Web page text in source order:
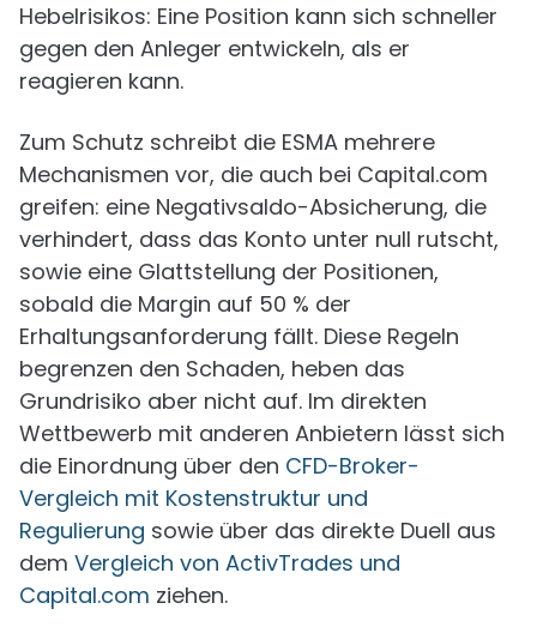
Hebelrisikos: Eine Position kann sich schneller
gegen den Anleger entwickeln, als er
reagieren kann.
Zum Schutz schreibt die ESMA mehrere
Mechanismen vor, die auch bei Capital.com
greifen: eine Negativsaldo-Absicherung, die
verhindert, dass das Konto unter null rutscht,
sowie eine Glattstellung der Positionen,
sobald die Margin auf 50 % der
Erhaltungsanforderung fällt. Diese Regeln
begrenzen den Schaden, heben das
Grundrisiko aber nicht auf. Im direkten
Wettbewerb mit anderen Anbietern lässt sich
die Einordnung über den CFD-Broker-
Vergleich mit Kostenstruktur und
Regulierung sowie über das direkte Duell aus
dem Vergleich von ActivTrades und
Capital.com ziehen.